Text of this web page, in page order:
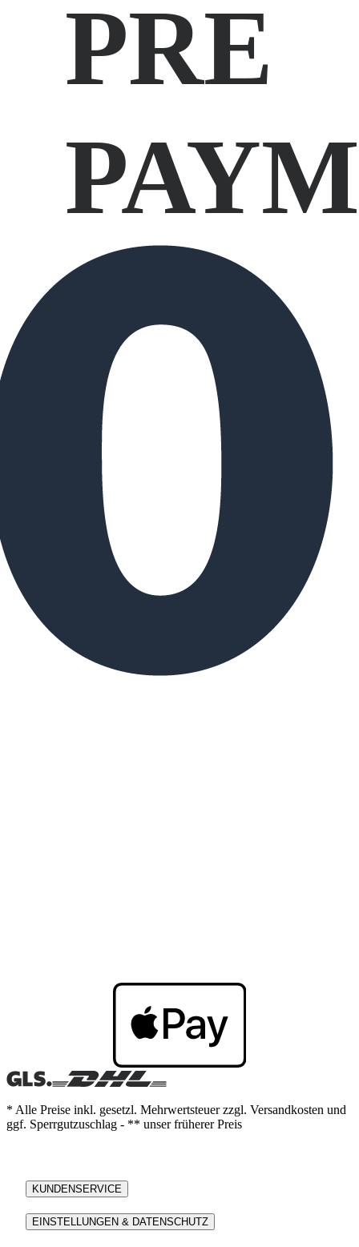
* Alle Preise inkl. gesetzl. Mehrwertsteuer zzgl. Versandkosten und
ggf. Sperrgutzuschlag - ** unser früherer Preis
KUNDENSERVICE
EINSTELLUNGEN & DATENSCHUTZ